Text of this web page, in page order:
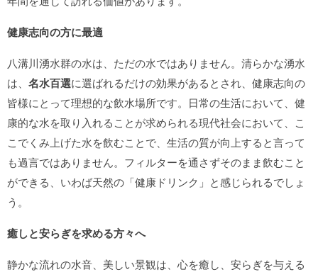
健康志向の方に最適
八溝川湧水群の水は、ただの水ではありません。清らかな湧水
は、 名水百選に選ばれるだけの効果があるとされ、健康志向の
皆様にとって理想的な飲水場所です。日常の生活において、健
康的な水を取り入れることが求められる現代社会において、こ
こでくみ上げた水を飲むことで、生活の質が向上すると言って
も過言ではありません。フィルターを通さずそのまま飲むこと
ができる、いわば天然の「健康ドリンク」と感じられるでしょ
う。
癒しと安らぎを求める方々へ
静かな流れの水音、美しい景観は、心を癒し、安らぎを与える